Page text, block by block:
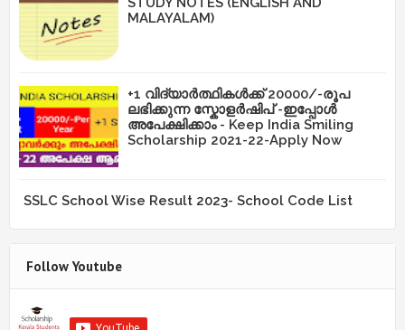
MALAYALAM)
+1 വിദ്യാർത്ഥികൾക്ക് 20000/-രൂപ
ലഭിക്കുന്ന സ്കോളർഷിപ് -ഇപ്പോൾ
അപേക്ഷിക്കാം - Keep India Smiling
Scholarship 2021-22-Apply Now
SSLC School Wise Result 2023- School Code List
Follow Youtube